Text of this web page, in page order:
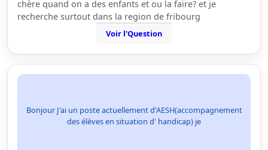
chère quand on a des enfants et ou la faire? et je
recherche surtout dans la region de fribourg
Voir l'Question
Bonjour J'ai un poste actuellement d'AESH(accompagnement
des élèves en situation d' handicap) je